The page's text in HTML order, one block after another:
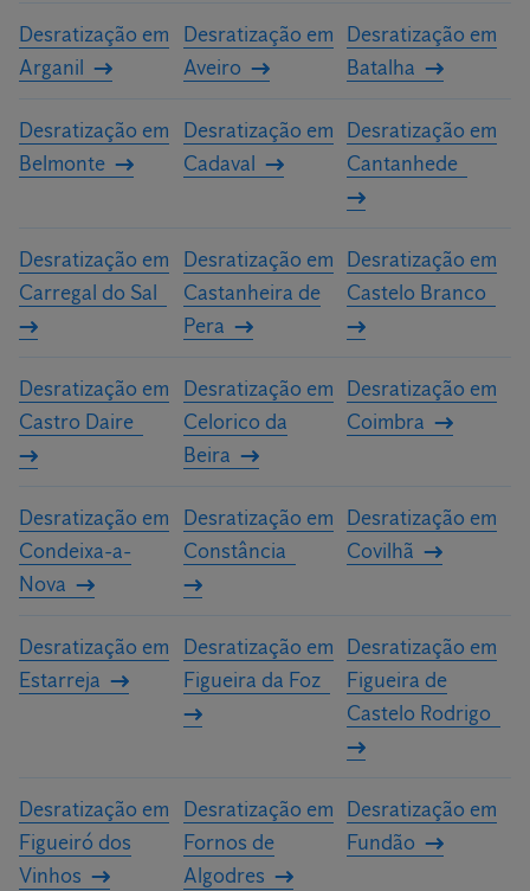
Desratização em
Arganil
Desratização em
Aveiro
Desratização em
Batalha
Desratização em
Belmonte
Desratização em
Cadaval
Desratização em
Cantanhede
Desratização em
Carregal do Sal
Desratização em
Castanheira de
Pera
Desratização em
Castelo Branco
Desratização em
Castro Daire
Desratização em
Celorico da
Beira
Desratização em
Coimbra
Desratização em
Condeixa-a-
Nova
Desratização em
Constância
Desratização em
Covilhã
Desratização em
Estarreja
Desratização em
Figueira da Foz
Desratização em
Figueira de
Castelo Rodrigo
Desratização em
Figueiró dos
Vinhos
Desratização em
Fornos de
Algodres
Desratização em
Fundão